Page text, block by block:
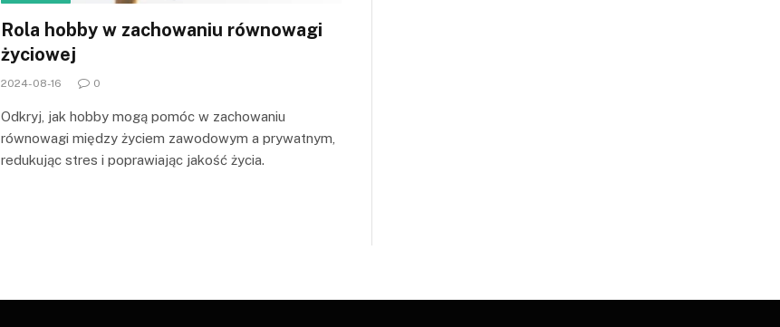
Rola hobby w zachowaniu równowagi
życiowej
2024-08-16 0
Odkryj, jak hobby mogą pomóc w zachowaniu
równowagi między życiem zawodowym a prywatnym,
redukując stres i poprawiając jakość życia.